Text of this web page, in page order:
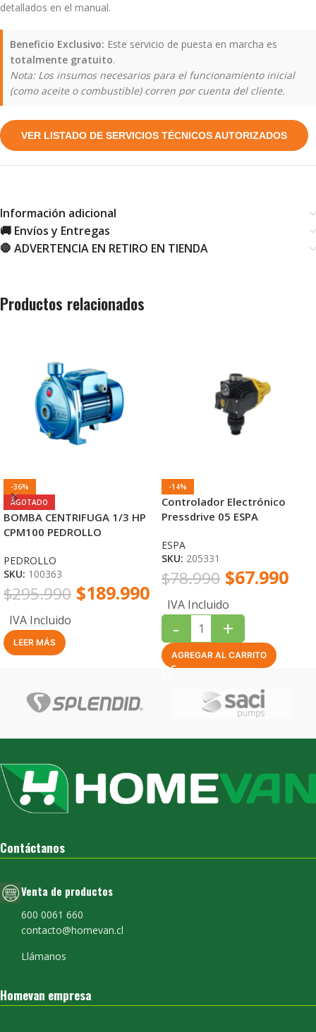
detallados en el manual.
Beneficio Exclusivo: Este servicio de puesta en marcha es
totalmente gratuito.
Nota: Los insumos necesarios para el funcionamiento inicial
(como aceite o combustible) corren por cuenta del cliente.
VER LISTADO DE SERVICIOS TÉCNICOS AUTORIZADOS
Información adicional
🚚 Envíos y Entregas
🛑 ADVERTENCIA EN RETIRO EN TIENDA
Productos relacionados
-36%
AGOTADO
BOMBA CENTRIFUGA 1/3 HP
CPM100 PEDROLLO
PEDROLLO
SKU: 100363
$295.990 $189.990
IVA Incluido
LEER MÁS
-14%
Controlador Electrónico
Pressdrive 05 ESPA
ESPA
SKU: 205331
$78.990 $67.990
IVA Incluido
- +
AGREGAR AL CARRITO
Contáctanos
Venta de productos
600 0061 660
contacto@homevan.cl
Llámanos
Homevan empresa